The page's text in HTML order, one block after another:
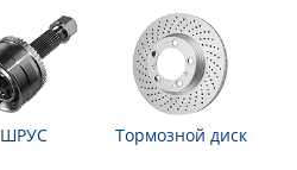
ШРУС Тормозной диск